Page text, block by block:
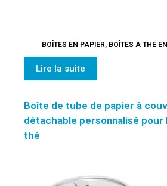
BOÎTES EN PAPIER, BOÎTES À THÉ
Lire la suite
Boîte de tube de papier à
détachable personnalisé pour
thé